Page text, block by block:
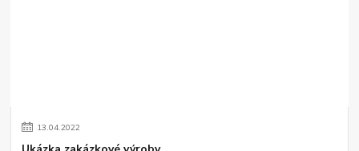
13.04.2022